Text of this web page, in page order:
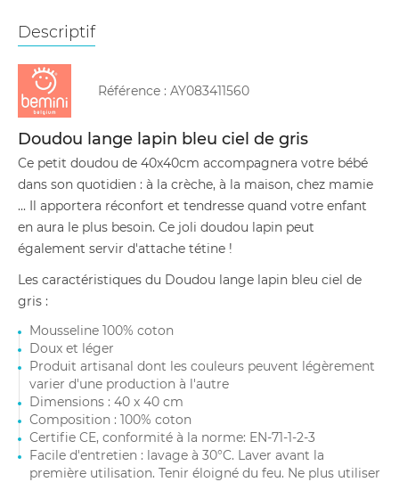
Descriptif
Référence : AY083411560
Doudou lange lapin bleu ciel de gris
Ce petit doudou de 40x40cm accompagnera votre bébé
dans son quotidien : à la crèche, à la maison, chez mamie
... Il apportera réconfort et tendresse quand votre enfant
en aura le plus besoin. Ce joli doudou lapin peut
également servir d'attache tétine !
Les caractéristiques du Doudou lange lapin bleu ciel de
gris :
Mousseline 100% coton
Doux et léger
Produit artisanal dont les couleurs peuvent légèrement
varier d'une production à l'autre
Dimensions : 40 x 40 cm
Composition : 100% coton
Certifie CE, conformité à la norme: EN-71-1-2-3
Facile d'entretien : lavage à 30°C. Laver avant la
première utilisation. Tenir éloigné du feu. Ne plus utiliser